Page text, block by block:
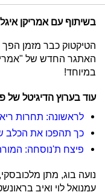
בשיתוף עם אמריקן איגל
הטיקטוק כבר מזמן
האתגר החדש של
במיוחד!
עוד בערוץ הדיגיטל של
לראשונה: תחרות
כך תהפכו את הכלב
פיצח ת'נוסחה:
נועה בוג, מתן מלכובסקי,
עמנואל לוי ואיב